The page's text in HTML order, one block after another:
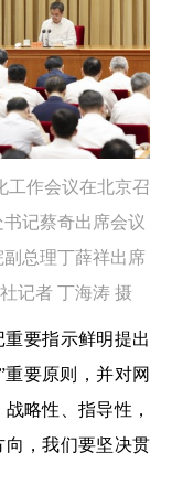
工作会议在北京召
记蔡奇出席会议
总理丁薛祥出席
记者 丁海涛 摄
要指示鲜明提出
要原则，并对网
略性、指导性，
向，我们要坚决贯